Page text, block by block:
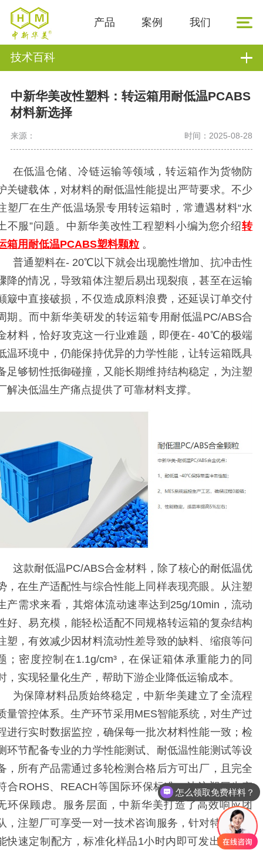
产品 案例 我们
技术百科
中新华美改性塑料：转运箱用耐低温PCABS
材料新选择
来源： 时间：2025-08-28
在低温仓储、冷链运输等领域，转运箱作为货物防
关键载体，对材料的耐低温性能提出严苛要求。不少
塑厂在生产低温场景专用转运箱时，常遭遇材料“水
不服”问题。中新华美改性工程塑料小编为您介绍转
箱用耐低温PCABS塑料颗粒 。
普通塑料在- 20℃以下就会出现脆性增加、抗冲击性
降的情况，导致箱体注塑后易出现裂痕，甚至在运输
簸中直接破损，不仅造成原料浪费，还延误订单交付
期。而中新华美研发的转运箱专用耐低温PC/ABS合
材料，恰好攻克这一行业难题，即便在- 40℃的极端
温环境中，仍能保持优异的力学性能，让转运箱既具
足够韧性抵御碰撞，又能长期维持结构稳定，为注塑
解决低温生产痛点提供了可靠材料支撑。
这款耐低温PC/ABS合金材料，除了核心的耐低温优
，在生产适配性与综合性能上同样表现亮眼。从注塑
产需求来看，其熔体流动速率达到25g/10min，流动
好、易充模，能轻松适配不同规格转运箱的复杂结构
塑，有效减少因材料流动性差导致的缺料、缩痕等问
；密度控制在1.1g/cm³，在保证箱体承重能力的同
，实现轻量化生产，帮助下游企业降低运输成本。
为保障材料品质始终稳定，中新华美建立了全流程
量管控体系。生产环节采用 MES智能系统，对生产过
进行实时数据监控，确保每一批次材料性能一致；检
环节配备专业的力学性能测试、耐低温性能测试等设
，所有产品需通过多轮检测合格后方可出厂，且完全
合ROHS、REACH等国际环保标准，让注塑厂生产
环保顾虑。服务层面，中新华美打造了高效响应团
，注塑厂可享受一对一技术咨询服务，针对特殊需求
快速定制配方，标准化样品1小时内即可发出，售后
怎么领取免费样料？